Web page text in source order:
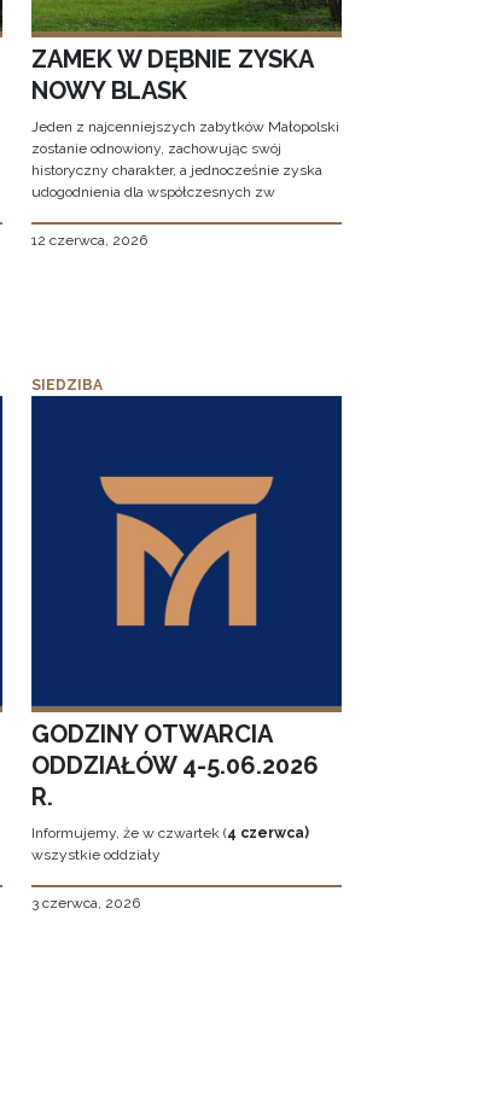
ZAMEK W DĘBNIE ZYSKA
NOWY BLASK
Jeden z najcenniejszych zabytków Małopolski
zostanie odnowiony, zachowując swój
historyczny charakter, a jednocześnie zyska
udogodnienia dla współczesnych zw
12 czerwca, 2026
SIEDZIBA
GODZINY OTWARCIA
ODDZIAŁÓW 4-5.06.2026
R.
Informujemy, że w czwartek (4 czerwca)
wszystkie oddziały
3 czerwca, 2026